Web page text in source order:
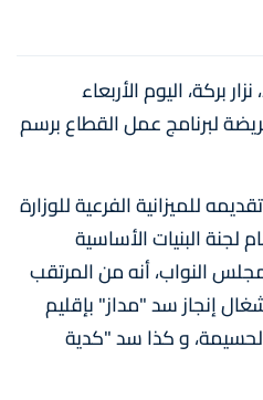
بركة، اليوم الأربعاء
لبرنامج عمل القطاع برسم
للميزانية الفرعية للوزارة
المالية 2024 أمام لجنة البنيات الأساسية
النواب، أنه من المرتقب
إنجاز سد "مداز" بإقليم
و كذا سد "كدية